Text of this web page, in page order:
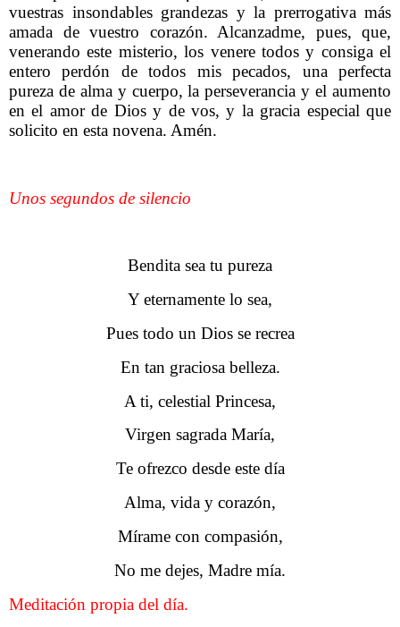
vuestras insondables grandezas y la prerrogativa más
amada de vuestro corazón. Alcanzadme, pues, que,
venerando este misterio, los venere todos y consiga el
entero perdón de todos mis pecados, una perfecta
pureza de alma y cuerpo, la perseverancia y el aumento
en el amor de Dios y de vos, y la gracia especial que
solicito en esta novena. Amén.
Unos segundos de silencio
Bendita sea tu pureza
Y eternamente lo sea,
Pues todo un Dios se recrea
En tan graciosa belleza.
A ti, celestial Princesa,
Virgen sagrada María,
Te ofrezco desde este día
Alma, vida y corazón,
Mírame con compasión,
No me dejes, Madre mía.
Meditación propia del día.